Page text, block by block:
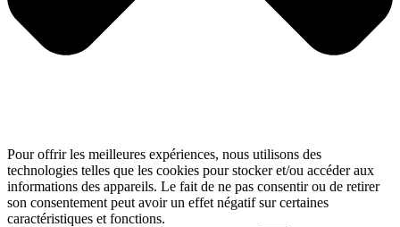
Pour offrir les meilleures expériences, nous utilisons des
technologies telles que les cookies pour stocker et/ou accéder aux
informations des appareils. Le fait de ne pas consentir ou de retirer
son consentement peut avoir un effet négatif sur certaines
caractéristiques et fonctions.